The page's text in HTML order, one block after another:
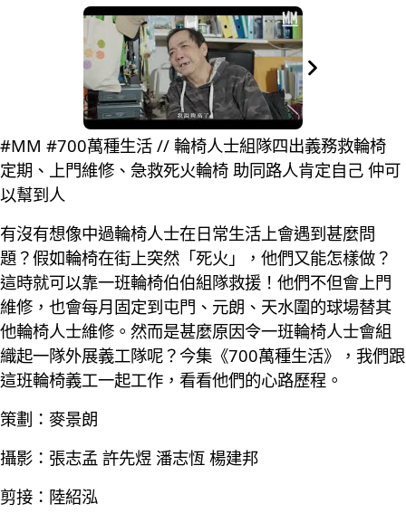
#MM #700萬種生活 // 輪椅人士組隊四出義務救輪椅
定期、上門維修、急救死火輪椅 助同路人肯定自己 仲可
以幫到人
有沒有想像中過輪椅人士在日常生活上會遇到甚麼問
題？假如輪椅在街上突然「死火」，他們又能怎樣做？
這時就可以靠一班輪椅伯伯組隊救援！他們不但會上門
維修，也會每月固定到屯門、元朗、天水圍的球場替其
他輪椅人士維修。然而是甚麼原因令一班輪椅人士會組
織起一隊外展義工隊呢？今集《700萬種生活》，我們跟
這班輪椅義工一起工作，看看他們的心路歷程。
策劃：麥景朗
攝影：張志孟 許先煜 潘志恆 楊建邦
剪接：陸紹泓